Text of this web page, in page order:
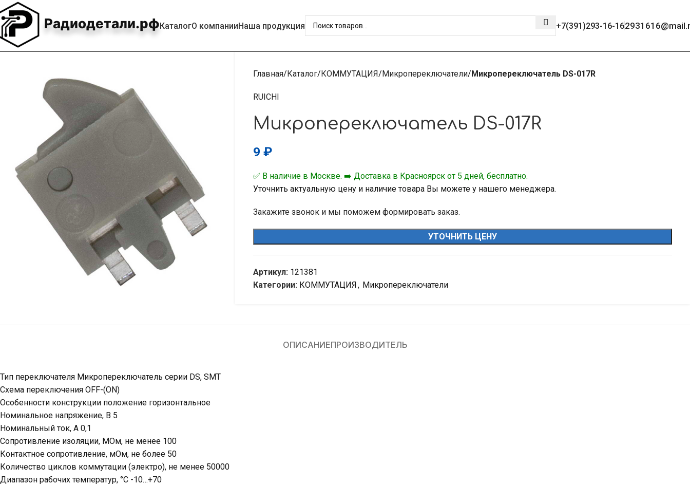
Радиодетали.рфКаталогО компанииНаша продукция +7(391)293-16-16
Главная Каталог КОММУТАЦИЯ Микропереключатели Микропереключатель DS-017R
RUICHI
Микропереключатель DS-017R
9 ₽
✅ В наличие в Москве. ➡️ Доставка в Красноярск от 5 дней, бесплатно.
Уточнить актуальную цену и наличие товара Вы можете у нашего менеджера.
Закажите звонок и мы поможем формировать заказ.
УТОЧНИТЬ ЦЕНУ
Артикул: 121381
Категории: КОММУТАЦИЯ, Микропереключатели
ОПИСАНИЕПРОИЗВОДИТЕЛЬ
Тип переключателя Микропереключатель серии DS, SMT
Схема переключения OFF-(ON)
Особенности конструкции положение горизонтальное
Номинальное напряжение, В 5
Номинальный ток, А 0,1
Сопротивление изоляции, МОм, не менее 100
Контактное сопротивление, мОм, не более 50
Количество циклов коммутации (электро), не менее 50000
Диапазон рабочих температур, °C -10…+70